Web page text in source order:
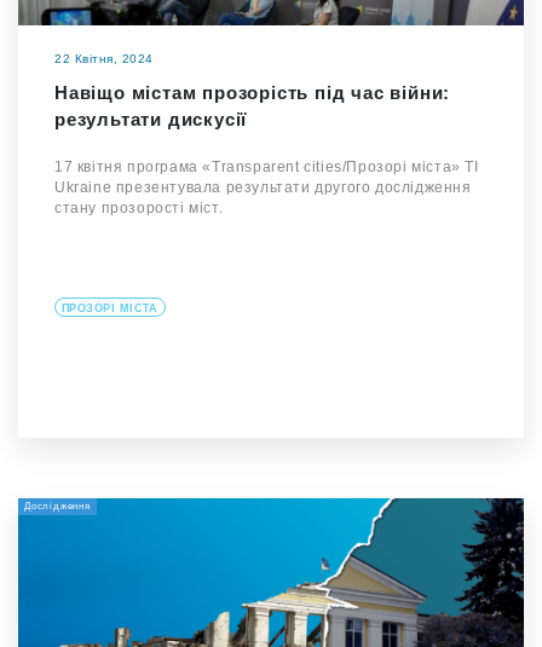
22 Квітня, 2024
Навіщо містам прозорість під час війни:
результати дискусії
17 квітня програма «Transparent cities/Прозорі міста» TI
Ukraine презентувала результати другого дослідження
стану прозорості міст.
ПРОЗОРІ МІСТА
Дослідження